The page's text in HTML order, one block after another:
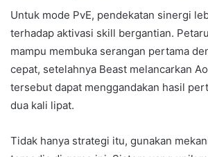
Untuk mode PvE, pendekatan sinergi
terhadap aktivasi skill bergantian.
mampu membuka serangan pertama
cepat, setelahnya Beast melancarkan
tersebut dapat menggandakan hasil
dua kali lipat.
Tidak hanya strategi itu, gunakan